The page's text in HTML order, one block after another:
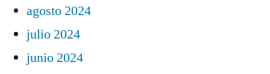
agosto 2024
julio 2024
junio 2024